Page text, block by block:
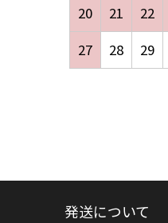
20
21 22
27
28 29
発送について